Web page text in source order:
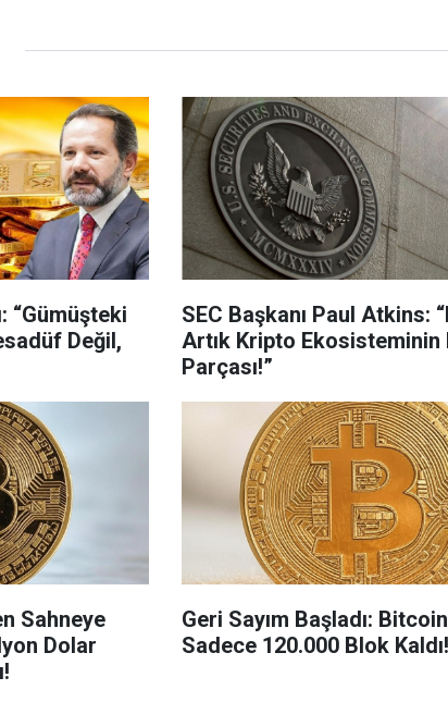
“Gümüşteki
Değil,
SEC Başkanı Paul Atkins:
Artık Kripto Ekosisteminin
Parçası!”
Sahneye
Dolar
Geri Sayım Başladı:
Sadece 120.000 Blok Kaldı!